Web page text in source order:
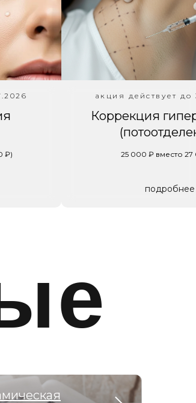
₽)
акция действует до
Коррекция
25 000 ₽ вместо
подробнее